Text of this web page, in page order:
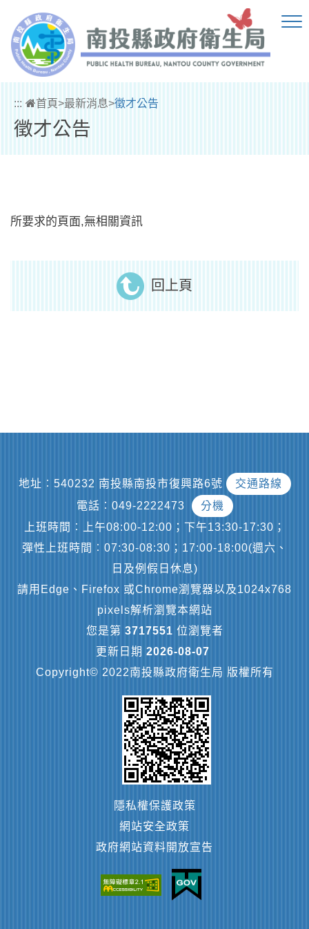
::: 首頁>最新消息>徵才公告
徵才公告
所要求的頁面,無相關資訊
回上頁
地址︰540232 南投縣南投市復興路6號
交通路線
電話︰049-2222473
分機
上班時間︰上午08:00-12:00；下午13:30-17:30；
彈性上班時間︰07:30-08:30；17:00-18:00(週六、
日及例假日休息)
請用Edge、Firefox 或Chrome瀏覽器以及1024x768
pixels解析瀏覽本網站
您是第 3717551 位瀏覽者
更新日期 2026-08-07
Copyright© 2022南投縣政府衛生局 版權所有
隱私權保護政策
網站安全政策
政府網站資料開放宣告